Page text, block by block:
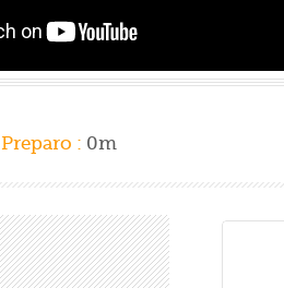
Preparo : 0m